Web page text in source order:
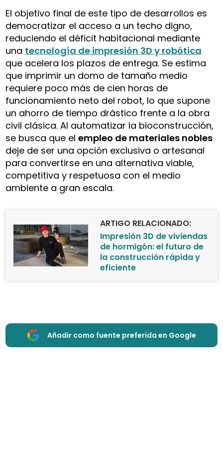
El objetivo final de este tipo de desarrollos es
democratizar el acceso a un techo digno,
reduciendo el déficit habitacional mediante
una tecnología de impresión 3D y robótica
que acelera los plazos de entrega. Se estima
que imprimir un domo de tamaño medio
requiere poco más de cien horas de
funcionamiento neto del robot, lo que supone
un ahorro de tiempo drástico frente a la obra
civil clásica. Al automatizar la bioconstrucción,
se busca que elempleo de materiales nobles
deje de ser una opción exclusiva o artesanal
para convertirse en una alternativa viable,
competitiva y respetuosa con el medio
ambiente a gran escala.
ARTIGO RELACIONADO:
Impresión 3D de viviendas
de hormigón: el futuro de
la construcción rápida y
eficiente
Añadir como fuente preferida en Google